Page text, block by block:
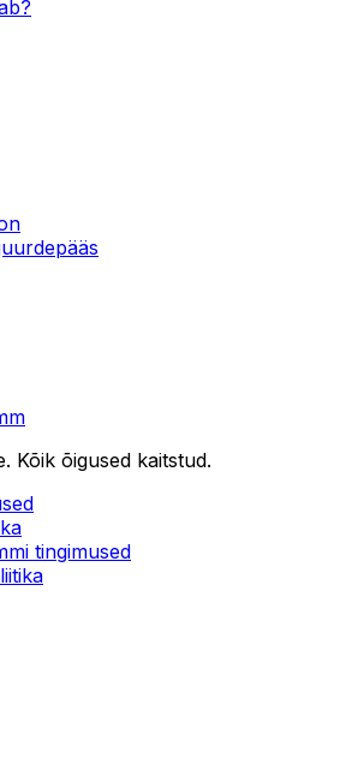
. Kõik õigused kaitstud.
tingimused